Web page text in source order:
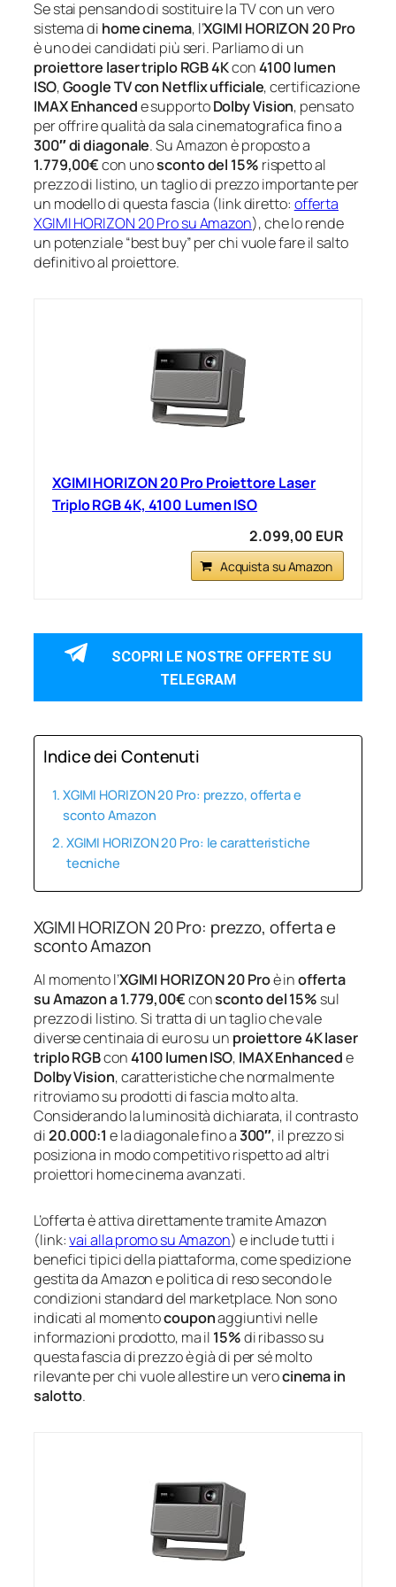
Se stai pensando di sostituire la TV con un vero
sistema di home cinema, l’XGIMI HORIZON 20 Pro
è uno dei candidati più seri. Parliamo di un
proiettore laser triplo RGB 4Kcon4100 lumen
ISO,Google TV con Netflix ufficiale, certificazione
IMAX Enhancede supportoDolby Vision, pensato
per offrire qualità da sala cinematografica fino a
300″ di diagonale. Su Amazon è proposto a
1.779,00€con unosconto del 15% rispetto al
prezzo di listino, un taglio di prezzo importante per
un modello di questa fascia (link diretto: offerta
XGIMI HORIZON 20 Pro su Amazon), che lo rende
un potenziale “best buy” per chi vuole fare il salto
definitivo al proiettore.
XGIMI HORIZON 20 Pro Proiettore Laser
Triplo RGB 4K, 4100 Lumen ISO
2.099,00 EUR
Acquista su Amazon
SCOPRI LE NOSTRE OFFERTE SU
TELEGRAM
Indice dei Contenuti
XGIMI HORIZON 20 Pro: prezzo, offerta e
sconto Amazon
XGIMI HORIZON 20 Pro: le caratteristiche
tecniche
XGIMI HORIZON 20 Pro: prezzo, offerta e
sconto Amazon
Al momento l’XGIMI HORIZON 20 Proè inofferta
su Amazon a 1.779,00€consconto del 15% sul
prezzo di listino. Si tratta di un taglio che vale
diverse centinaia di euro su un proiettore 4K laser
triplo RGBcon4100 lumen ISO, IMAX Enhancede
Dolby Vision, caratteristiche che normalmente
ritroviamo su prodotti di fascia molto alta.
Considerando la luminosità dichiarata, il contrasto
di20.000:1 e la diagonale fino a300″, il prezzo si
posiziona in modo competitivo rispetto ad altri
proiettori home cinema avanzati.
L’offerta è attiva direttamente tramite Amazon
(link:vai alla promo su Amazon) e include tutti i
benefici tipici della piattaforma, come spedizione
gestita da Amazon e politica di reso secondo le
condizioni standard del marketplace. Non sono
indicati al momentocouponaggiuntivi nelle
informazioni prodotto, ma il 15%di ribasso su
questa fascia di prezzo è già di per sé molto
rilevante per chi vuole allestire un verocinema in
salotto.